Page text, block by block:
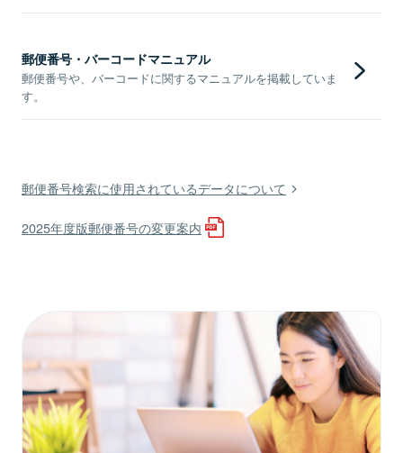
郵便番号・バーコードマニュアル
郵便番号や、バーコードに関するマニュアルを掲載していま
す。
郵便番号検索に使用されているデータについて
2025年度版郵便番号の変更案内